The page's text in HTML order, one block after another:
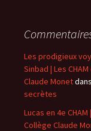
Les prodigieux
Sinbad | Les
Claude Monetdans
secrètes
Lucas en 4e CHAM
Collège Claude